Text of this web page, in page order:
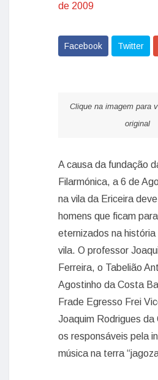
de 2009
Facebook Twitter
Clique na imagem para
original
A causa da fundação
Filarmónica, a 6 de
na vila da Ericeira
homens que ficam
eternizados na história
vila. O professor
Ferreira, o Tabelião
Agostinho da Costa
Frade Egresso Frei
Joaquim Rodrigues
os responsáveis pela
música na terra